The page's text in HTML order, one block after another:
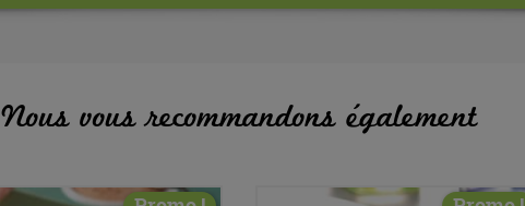
Nous vous recommandons également